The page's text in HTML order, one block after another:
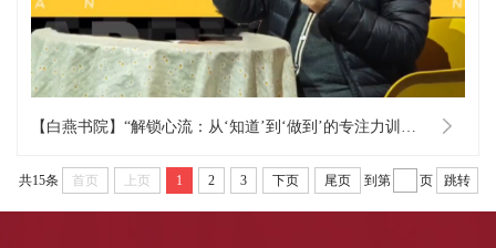
【白燕书院】“解锁心流：从‘知道’到‘做到’的专注力训练”第二期
共15条 首页 上页 1 2 3 下页 尾页 到第 页 跳转